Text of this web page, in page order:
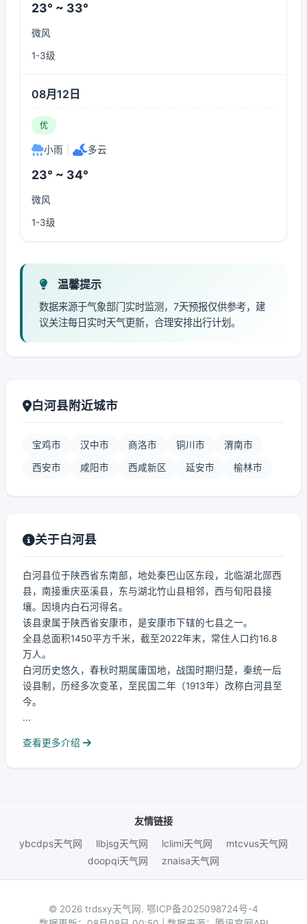
23° ~ 33°
微风
1-3级
08月12日
优
小雨 多云
23° ~ 34°
微风
1-3级
温馨提示
数据来源于气象部门实时监测，7天预报仅供参考，建
议关注每日实时天气更新，合理安排出行计划。
白河县附近城市
宝鸡市 汉中市 商洛市 铜川市 渭南市
西安市 咸阳市 西咸新区 延安市 榆林市
关于白河县
白河县位于陕西省东南部，地处秦巴山区东段，北临湖北郧西
县，南接重庆巫溪县，东与湖北竹山县相邻，西与旬阳县接
壤。因境内白石河得名。
该县隶属于陕西省安康市，是安康市下辖的七县之一。
全县总面积1450平方千米，截至2022年末，常住人口约16.8
万人。
白河历史悠久，春秋时期属庸国地，战国时期归楚，秦统一后
设县制，历经多次变革，至民国二年（1913年）改称白河县至
今。
...
查看更多介绍
友情链接
ybcdps天气网
llbjsg天气网 lclimi天气网
mtcvus天气网
doopqi天气网
znaisa天气网
© 2026 trdsxy天气网. 鄂ICP备2025098724号-4